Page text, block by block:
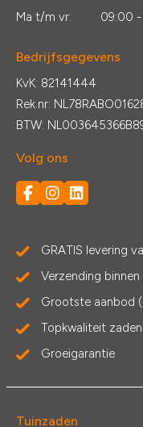
Ma t/m vr: 09:00 -
Bedrijfsgegevens
KvK: 82141444
Rek.nr:
BTW:
Volg ons
GRATIS levering
Verzending binnen
Grootste aanbod
Topkwaliteit zaden
Groeigarantie
Tuinzaden